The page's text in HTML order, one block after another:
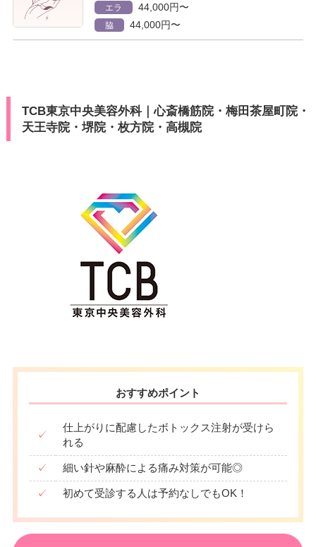
エラ 44,000円〜
脇 44,000円〜
TCB東京中央美容外科｜心斎橋筋院・梅田茶屋町院・
天王寺院・堺院・枚方院・高槻院
おすすめポイント
✓
仕上がりに配慮したボトックス注射が受けら
れる
✓ 細い針や麻酔による痛み対策が可能◎
✓ 初めて受診する人は予約なしでもOK！